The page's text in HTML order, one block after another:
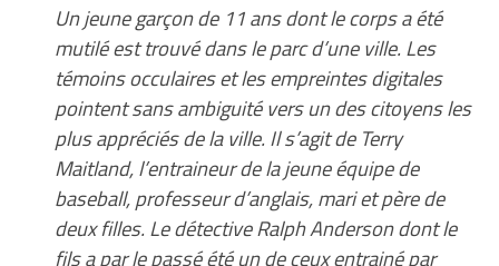
Un jeune garçon de 11 ans dont le corps a été
mutilé est trouvé dans le parc d’une ville. Les
témoins occulaires et les empreintes digitales
pointent sans ambiguité vers un des citoyens les
plus appréciés de la ville. Il s’agit de Terry
Maitland, l’entraineur de la jeune équipe de
baseball, professeur d’anglais, mari et père de
deux filles. Le détective Ralph Anderson dont le
fils a par le passé été un de ceux entrainé par